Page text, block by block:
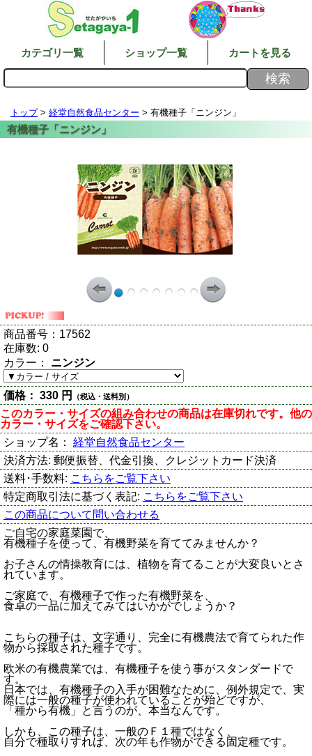
カテゴリ一覧 ショップ一覧 カートを見る
トップ> 経堂自然食品センター > 有機種子「ニンジン」
商品番号： 17562
在庫数: 0
カラー： ニンジン
価格： 330 円 （税込・送料別）
このカラー・サイズの組み合わせの商品は在庫切れです。他の
カラー・サイズをご確認下さい。
ショップ名： 経堂自然食品センター
決済方法: 郵便振替、代金引換、クレジットカード決済
送料･手数料: こちらをご覧下さい
特定商取引法に基づく表記: こちらをご覧下さい
この商品について問い合わせる
ご自宅の家庭菜園で、
有機種子を使って、有機野菜を育ててみませんか？
お子さんの情操教育には、植物を育てることが大変良いとさ
れています。
ご家庭で、有機種子で作った有機野菜を、
食卓の一品に加えてみてはいかがでしょうか？
こちらの種子は、文字通り、完全に有機農法で育てられた作
物から採取された種子です。
欧米の有機農業では、有機種子を使う事がスタンダードで
す。
日本では、有機種子の入手が困難なために、例外規定で、実
際には一般の種子が使われていることが殆どですが、
「種から有機」と言うのが、本当なんです。
しかも、この種子は、一般のＦ１種ではなく、
自分で種取りすれば、次の年も作物ができる固定種です。